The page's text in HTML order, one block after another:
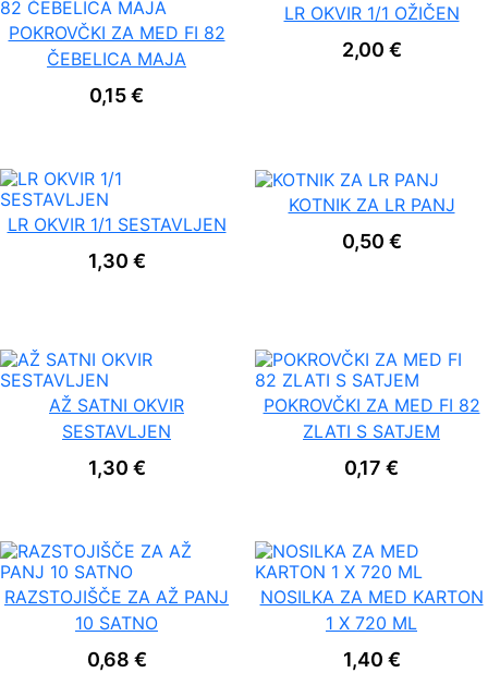
POKROVČKI ZA MED FI 82
ČEBELICA MAJA
0,15€
LR OKVIR 1/1 OŽIČEN
2,00 €
LR OKVIR 1/1 SESTAVLJEN
1,30 €
KOTNIK ZA LR PANJ
0,50 €
AŽ SATNI OKVIR
SESTAVLJEN
1,30 €
POKROVČKI ZA MED FI 82
ZLATI S SATJEM
0,17 €
RAZSTOJIŠČE ZA AŽ PANJ
10 SATNO
0,68 €
NOSILKA ZA MED KARTON
1 X 720 ML
1,40 €